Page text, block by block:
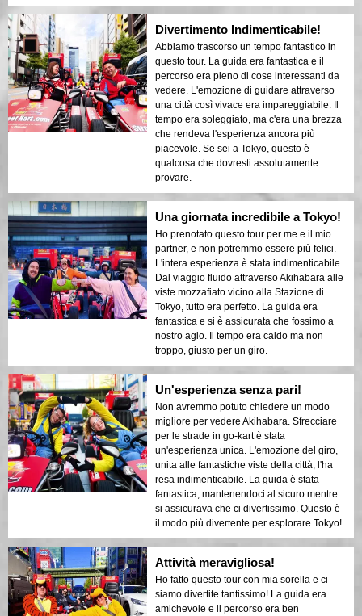
Divertimento Indimenticabile!
Abbiamo trascorso un tempo fantastico in
questo tour. La guida era fantastica e il
percorso era pieno di cose interessanti da
vedere. L'emozione di guidare attraverso
una città così vivace era impareggiabile. Il
tempo era soleggiato, ma c'era una brezza
che rendeva l'esperienza ancora più
piacevole. Se sei a Tokyo, questo è
qualcosa che dovresti assolutamente
provare.
Una giornata incredibile a Tokyo!
Ho prenotato questo tour per me e il mio
partner, e non potremmo essere più felici.
L'intera esperienza è stata indimenticabile.
Dal viaggio fluido attraverso Akihabara alle
viste mozzafiato vicino alla Stazione di
Tokyo, tutto era perfetto. La guida era
fantastica e si è assicurata che fossimo a
nostro agio. Il tempo era caldo ma non
troppo, giusto per un giro.
Un'esperienza senza pari!
Non avremmo potuto chiedere un modo
migliore per vedere Akihabara. Sfrecciare
per le strade in go-kart è stata
un'esperienza unica. L'emozione del giro,
unita alle fantastiche viste della città, l'ha
resa indimenticabile. La guida è stata
fantastica, mantenendoci al sicuro mentre
si assicurava che ci divertissimo. Questo è
il modo più divertente per esplorare Tokyo!
Attività meravigliosa!
Ho fatto questo tour con mia sorella e ci
siamo divertite tantissimo! La guida era
amichevole e il percorso era ben